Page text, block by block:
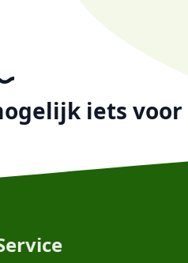
iets voor